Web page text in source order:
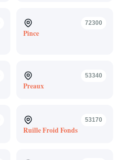
72300
Pince
53340
Preaux
53170
Ruille Froid Fonds